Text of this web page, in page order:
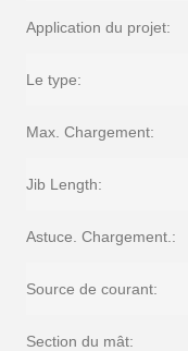
Application du projet:
Le type:
Max. Chargement:
Jib Length:
Astuce. Chargement.:
Source de courant:
Section du mât: